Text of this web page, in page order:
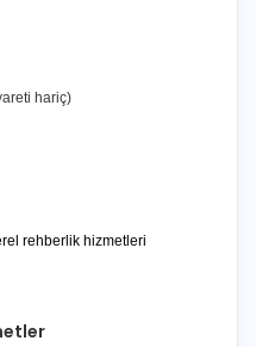
hariç)
rehberlik hizmetleri